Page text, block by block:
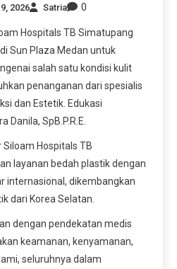
2026 Satria 0
Hospitals TB Simatupang
Sun Plaza Medan untuk
salah satu kondisi kulit
penanganan dari spesialis
dan Estetik. Edukasi
SpB.P.R.E.
Siloam Hospitals TB
layanan bedah plastik dengan
internasional, dikembangkan
dari Korea Selatan.
dengan pendekatan medis
keamanan, kenyamanan,
seluruhnya dalam